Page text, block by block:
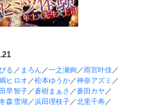
る ／ まろん ／一之瀬絢 ／雨宮叶佳／
ヒロオ ／松本ゆうか／神奈アズミ ／
早智子／蒼樹まぁさ ／蒼田カヤ ／
森雪湖 ／浜田理枝子／北里千寿／